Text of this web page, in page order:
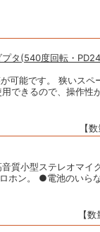
プタ(540度回転・
可能です。 狭いスペ
できるので、操作性
【
質小型ステレオマ
ホン。 ●電池のいら
【